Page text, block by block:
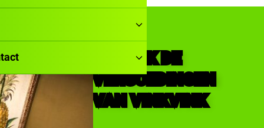
ONTDEK DE
VERGOEDINGEN
VAN VINKVINK